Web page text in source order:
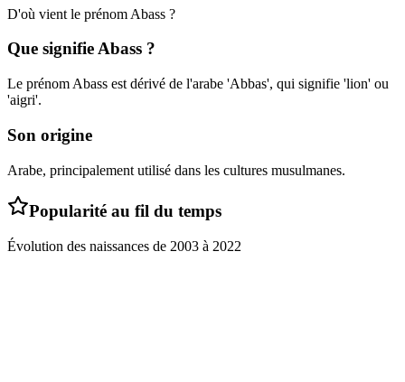
D'où vient le prénom Abass ?
Que signifieAbass ?
Le prénom Abass est dérivé de l'arabe 'Abbas', qui signifie 'lion' ou
'aigri'.
Son origine
Arabe, principalement utilisé dans les cultures musulmanes.
Popularité au fil du temps
Évolution des naissances de 2003 à 2022